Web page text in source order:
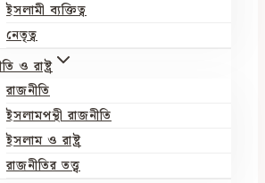
ইসলামী ব্যক্তিত্ব
নেতৃত্ব
ও রাষ্ট্র
রাজনীতি
ইসলামপন্থী রাজনীতি
ইসলাম ও রাষ্ট্র
রাজনীতির তত্ত্ব